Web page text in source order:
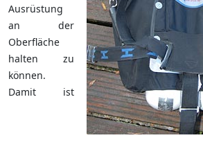
Ausrüstung
an der
Oberfläche
halten zu
können.
Damit ist